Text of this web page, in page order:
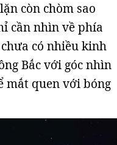
còn chòm sao
cần nhìn về phía
có nhiều kinh
Bắc với góc nhìn
mắt quen với bóng